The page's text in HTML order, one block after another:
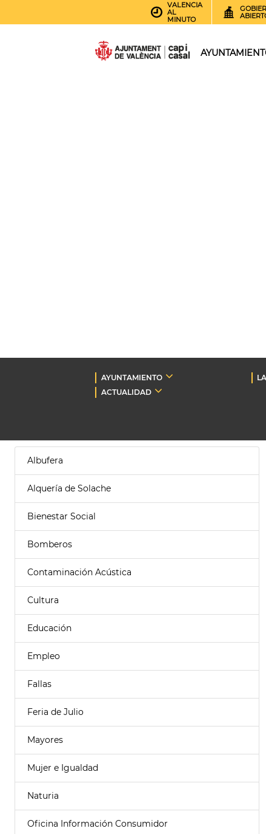
VALENCIA
AL
MINUTO
AYUNTAMIENTO
ACTUALIDAD
Albufera
Alquería de Solache
Bienestar Social
Bomberos
Contaminación Acústica
Cultura
Educación
Empleo
Fallas
Feria de Julio
Mayores
Mujer e Igualdad
Naturia
Oficina Información Consumidor